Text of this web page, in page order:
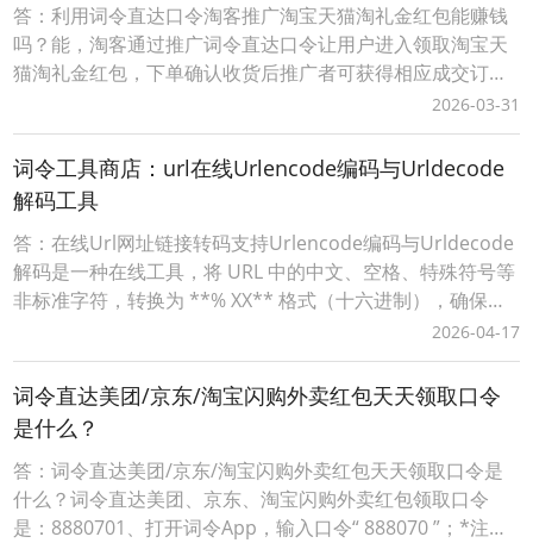
答：利用词令直达口令淘客推广淘宝天猫淘礼金红包能赚钱
吗？能，淘客通过推广词令直达口令让用户进入领取淘宝天
猫淘礼金红包，下单确认收货后推广者可获得相应成交订单
的佣金。而词令直达口令具有唯一性、可长期有效性，适合
淘客长期沉淀客户资源实现用户复用、复购获得长期收益。
词令直达口令推广更灵活，当淘客推广淘宝天猫红包活动结
束后，在词令直达口令不变的情况下可随时更换新的活动不
2026-03-31
词令工具商店：url在线Urlencode编码与Urldecode
解码工具
答：在线Url网址链接转码支持Urlencode编码与Urldecode
解码是一种在线工具，将 URL 中的中文、空格、特殊符号等
非标准字符，转换为 **% XX** 格式（十六进制），确保链
接能被浏览器 / 服务器正确解析。词令工具商店Urlencode
在线工具：https://apps.ciling.cn/urlencode/词令口令直达
Urlencode在
2026-04-17
词令直达美团/京东/淘宝闪购外卖红包天天领取口令
是什么？
答：词令直达美团/京东/淘宝闪购外卖红包天天领取口令是
什么？词令直达美团、京东、淘宝闪购外卖红包领取口令
是：8880701、打开词令App，输入口令“ 888070 ”；*注：